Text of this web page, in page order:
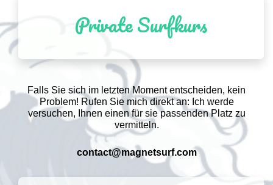
Private Surfkurs
Falls Sie sich im letzten Moment entscheiden, kein
Problem! Rufen Sie mich direkt an: Ich werde
versuchen, Ihnen einen für sie passenden Platz zu
vermitteln.
contact@magnetsurf.com